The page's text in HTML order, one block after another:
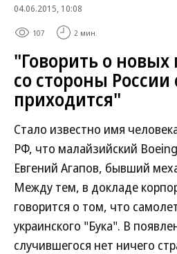
04.06.2015, 10:08
107 2 мин.
"Говорить о
со стороны России
приходится"
Стало известно имя
РФ, что малайзийский
Евгений Агапов, бывший
Между тем, в докладе
говорится о том, что
украинского "Бука". В
случившегося нет ничего